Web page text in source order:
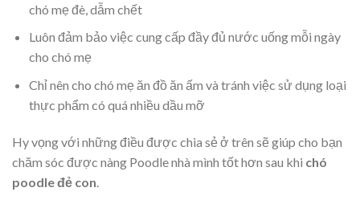
chó mẹ đè, dẫm chết
Luôn đảm bảo việc cung cấp đầy đủ nước uống mỗi ngày
cho chó mẹ
Chỉ nên cho chó mẹ ăn đồ ăn ấm và tránh việc sử dụng loại
thực phẩm có quá nhiều dầu mỡ
Hy vọng với những điều được chia sẻ ở trên sẽ giúp cho bạn
chăm sóc được nàng Poodle nhà mình tốt hơn sau khi chó
poodle đẻ con